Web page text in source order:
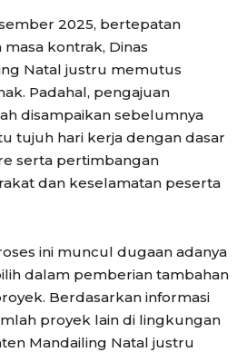
2025, bertepatan
kontrak, Dinas
Natal justru memutus
Padahal, pengajuan
disampaikan sebelumnya
tujuh hari kerja dengan dasar
serta pertimbangan
dan keselamatan peserta
ini muncul dugaan adanya
dalam pemberian tambahan
Berdasarkan informasi
proyek lain di lingkungan
Mandailing Natal justru